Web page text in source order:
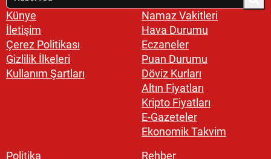
Künye
İletişim
Çerez Politikası
Gizlilik İlkeleri
Kullanım Şartları
Namaz Vakitleri
Hava Durumu
Eczaneler
Puan Durumu
Döviz Kurları
Altın Fiyatları
Kripto Fiyatları
E-Gazeteler
Ekonomik Takvim
Politika
Rehber